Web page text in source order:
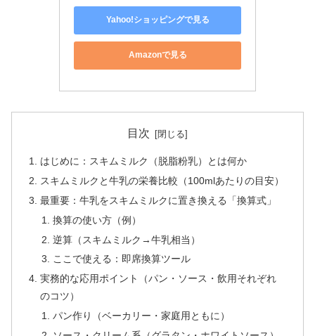
Yahoo!ショッピングで見る
Amazonで見る
目次
はじめに：スキムミルク（脱脂粉乳）とは何か
スキムミルクと牛乳の栄養比較（100mlあたりの目安）
最重要：牛乳をスキムミルクに置き換える「換算式」
換算の使い方（例）
逆算（スキムミルク→牛乳相当）
ここで使える：即席換算ツール
実務的な応用ポイント（パン・ソース・飲用それぞれ
のコツ）
パン作り（ベーカリー・家庭用ともに）